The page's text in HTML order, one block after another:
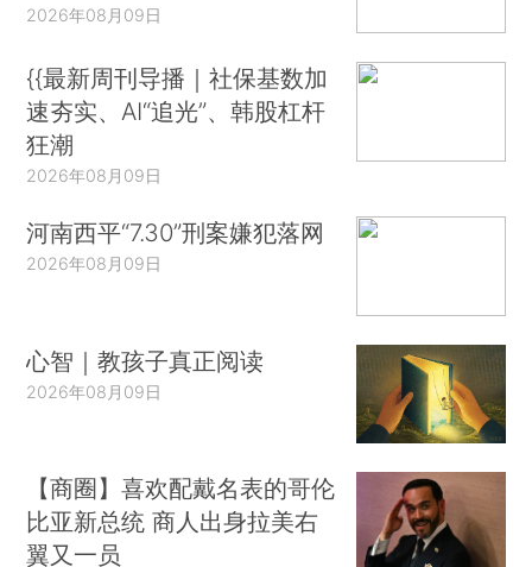
2026年08月09日
{{最新周刊导播｜社保基数加
速夯实、AI“追光”、韩股杠杆
狂潮
2026年08月09日
河南西平“7.30”刑案嫌犯落网
2026年08月09日
心智｜教孩子真正阅读
2026年08月09日
【商圈】喜欢配戴名表的哥伦
比亚新总统 商人出身拉美右
翼又一员